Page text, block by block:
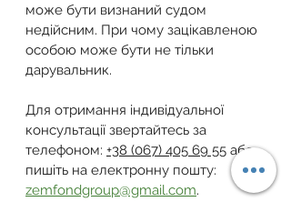
може бути визнаний судом
недійсним. При чому зацікавленою
особою може бути не тільки
дарувальник.
Для отримання індивідуальної
консультації звертайтесь за
телефоном: +38 (067) 405 69 55 або
пишіть на електронну пошту:
zemfondgroup@gmail.com.